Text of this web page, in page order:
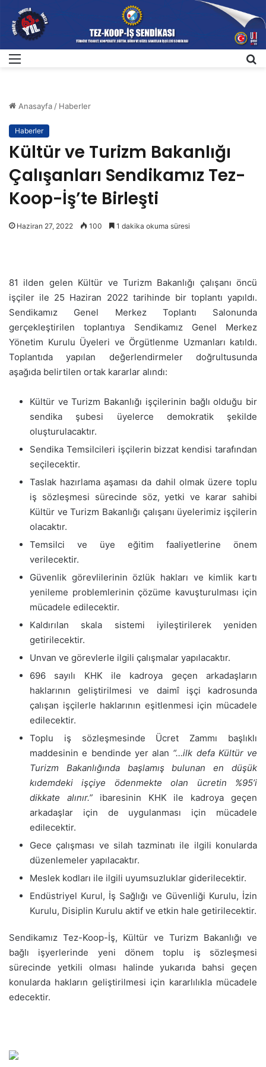
Anasayfa/ Haberler
Haberler
Kültür ve Turizm Bakanlığı
Çalışanları Sendikamız Tez-
Koop-İş’te Birleşti
Haziran 27, 2022 100 1 dakika okuma süresi
81 ilden gelen Kültür ve Turizm Bakanlığı çalışanı öncü
işçiler ile 25 Haziran 2022 tarihinde bir toplantı yapıldı.
Sendikamız Genel Merkez Toplantı Salonunda
gerçekleştirilen toplantıya Sendikamız Genel Merkez
Yönetim Kurulu Üyeleri ve Örgütlenme Uzmanları katıldı.
Toplantıda yapılan değerlendirmeler doğrultusunda
aşağıda belirtilen ortak kararlar alındı:
Kültür ve Turizm Bakanlığı işçilerinin bağlı olduğu bir
sendika şubesi üyelerce demokratik şekilde
oluşturulacaktır.
Sendika Temsilcileri işçilerin bizzat kendisi tarafından
seçilecektir.
Taslak hazırlama aşaması da dahil olmak üzere toplu
iş sözleşmesi sürecinde söz, yetki ve karar sahibi
Kültür ve Turizm Bakanlığı çalışanı üyelerimiz işçilerin
olacaktır.
Temsilci ve üye eğitim faaliyetlerine önem
verilecektir.
Güvenlik görevlilerinin özlük hakları ve kimlik kartı
yenileme problemlerinin çözüme kavuşturulması için
mücadele edilecektir.
Kaldırılan skala sistemi iyileştirilerek yeniden
getirilecektir.
Unvan ve görevlerle ilgili çalışmalar yapılacaktır.
696 sayılı KHK ile kadroya geçen arkadaşların
haklarının geliştirilmesi ve daimî işçi kadrosunda
çalışan işçilerle haklarının eşitlenmesi için mücadele
edilecektir.
Toplu iş sözleşmesinde Ücret Zammı başlıklı
maddesinin e bendinde yer alan “…ilk defa Kültür ve
Turizm Bakanlığında başlamış bulunan en düşük
kıdemdeki işçiye ödenmekte olan ücretin %95’i
dikkate alınır.”ibaresinin KHK ile kadroya geçen
arkadaşlar için de uygulanması için mücadele
edilecektir.
Gece çalışması ve silah tazminatı ile ilgili konularda
düzenlemeler yapılacaktır.
Meslek kodları ile ilgili uyumsuzluklar giderilecektir.
Endüstriyel Kurul, İş Sağlığı ve Güvenliği Kurulu, İzin
Kurulu, Disiplin Kurulu aktif ve etkin hale getirilecektir.
Sendikamız Tez-Koop-İş, Kültür ve Turizm Bakanlığı ve
bağlı işyerlerinde yeni dönem toplu iş sözleşmesi
sürecinde yetkili olması halinde yukarıda bahsi geçen
konularda hakların geliştirilmesi için kararlılıkla mücadele
edecektir.